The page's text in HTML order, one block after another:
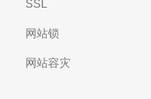
SSL
网站锁
网站容灾